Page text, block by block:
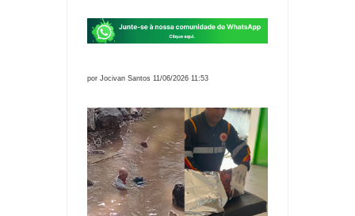
por Jocivan Santos 11/06/2026 11:53